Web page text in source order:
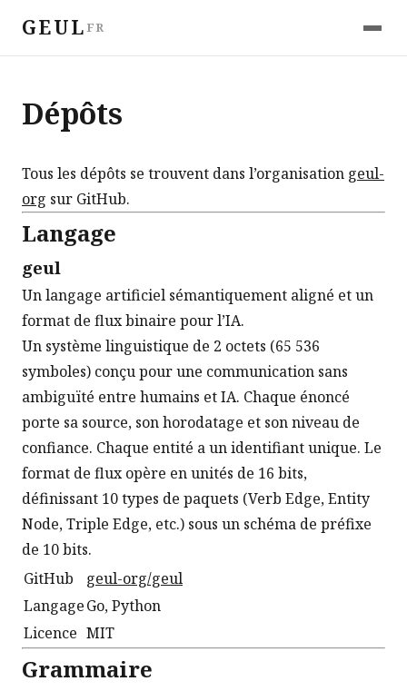
GEUL FR
Dépôts
Tous les dépôts se trouvent dans l’organisation geul-
org sur GitHub.
Langage
geul
Un langage artificiel sémantiquement aligné et un
format de flux binaire pour l’IA.
Un système linguistique de 2 octets (65 536
symboles) conçu pour une communication sans
ambiguïté entre humains et IA. Chaque énoncé
porte sa source, son horodatage et son niveau de
confiance. Chaque entité a un identifiant unique. Le
format de flux opère en unités de 16 bits,
définissant 10 types de paquets (Verb Edge, Entity
Node, Triple Edge, etc.) sous un schéma de préfixe
de 10 bits.
GitHub
geul-org/geul
LangageGo, Python
Licence MIT
Grammaire